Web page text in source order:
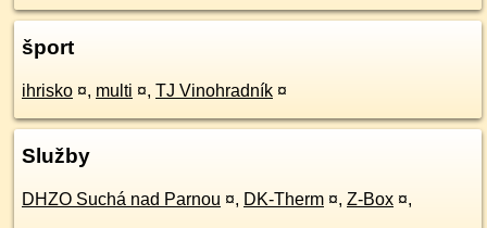
šport
ihrisko ¤, multi ¤, TJ Vinohradník ¤
Služby
DHZO Suchá nad Parnou ¤, DK-Therm ¤, Z-Box ¤,